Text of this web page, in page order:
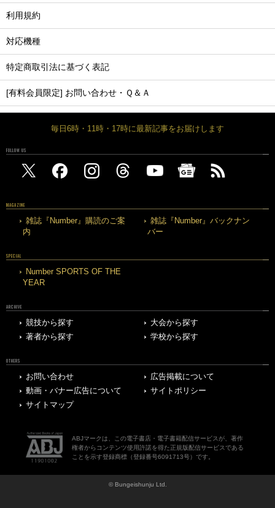
利用規約
対応機種
特定商取引法に基づく表記
[有料会員限定] お問い合わせ・Ｑ＆Ａ
毎日6時・11時・17時に最新記事をお届けします
FOLLOW US
MAGAZINE
雑誌『Number』購読のご案
内
雑誌『Number』バックナン
バー
SPECIAL
Number SPORTS OF THE
YEAR
ARCHIVE
競技から探す
大会から探す
著者から探す
学校から探す
OTHERS
お問い合わせ
広告掲載について
動画・バナー広告について
サイトポリシー
サイトマップ
ABJマークは、この電子書店・電子書籍配信サービスが、著作
権者からコンテンツ使用許諾を得た正規版配信サービスである
ことを示す登録商標（登録番号6091713号）です。
© Bungeishunju Ltd.